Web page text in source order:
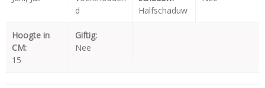
d
Halfschaduw
Hoogte in
CM:
15
Giftig:
Nee